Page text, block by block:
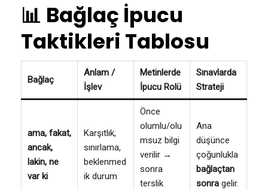
📊 Bağlaç İpucu
Taktikleri Tablosu
Bağlaç
Anlam /
İşlev
Metinlerde
İpucu Rolü
Sınavlarda
Strateji
ama, fakat,
ancak,
lakin, ne
var ki
Karşıtlık,
sınırlama,
beklenmed
ik durum
Önce
olumlu/olu
msuz bilgi
verilir →
sonra
terslik
Ana
düşünce
çoğunlukla
bağlaçtan
sonra gelir.